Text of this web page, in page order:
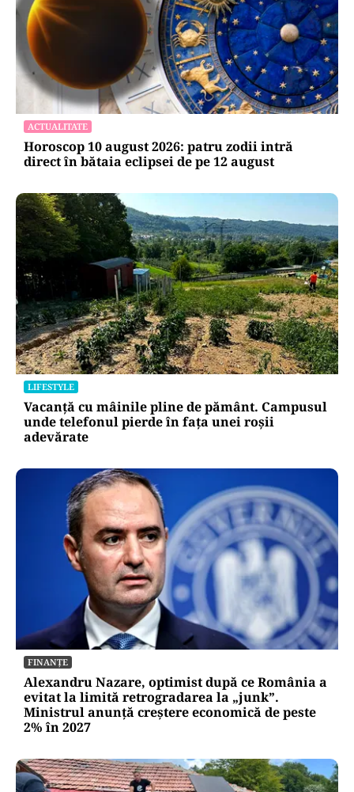
ACTUALITATE
Horoscop 10 august 2026: patru zodii intră
direct în bătaia eclipsei de pe 12 august
LIFESTYLE
Vacanță cu mâinile pline de pământ. Campusul
unde telefonul pierde în fața unei roșii
adevărate
FINANȚE
Alexandru Nazare, optimist după ce România a
evitat la limită retrogradarea la „junk”.
Ministrul anunță creștere economică de peste
2% în 2027